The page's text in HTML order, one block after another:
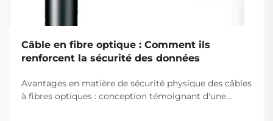
Câble en fibre optique : Comment ils
renforcent la sécurité des données
Avantages en matière de sécurité physique des câbles
à fibres optiques : conception témoignant d'une